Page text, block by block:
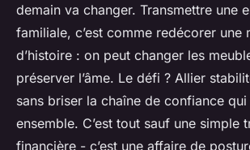
demain va changer. Transmettre une
familiale, c’est comme redécorer une
d’histoire : on peut changer les
préserver l’âme. Le défi ? Allier
sans briser la chaîne de confiance
ensemble. C’est tout sauf une simple
financière - c’est une affaire de